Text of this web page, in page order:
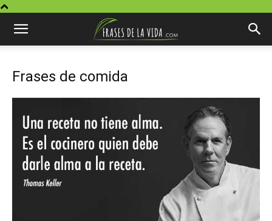
Frases de comida